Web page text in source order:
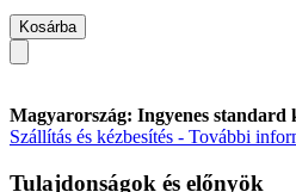
Kosárba
Magyarország: Ingyenes standard
Szállítás és kézbesítés - További
Tulajdonságok és előnyök